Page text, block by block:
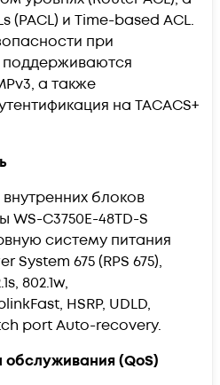
(PACL) и Time-based ACL.
при
а также
на TACACS+
блоков
C3750E-48TD-S
систему питания
675 (RPS 675),
802.1w,
HSRP, UDLD,
port Auto-recovery.
(QoS)